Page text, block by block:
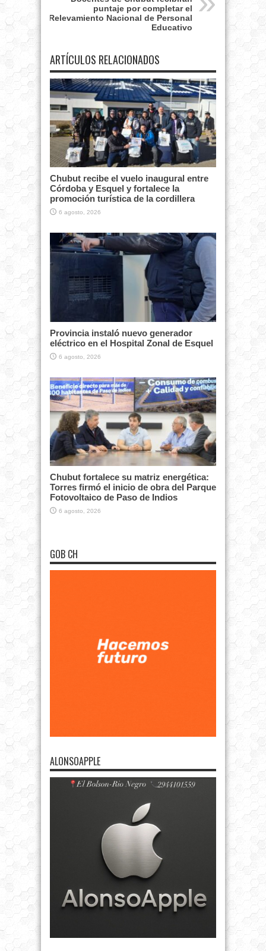
puntaje por completar el
Relevamiento Nacional de Personal
Educativo
ARTÍCULOS RELACIONADOS
Chubut recibe el vuelo inaugural entre
Córdoba y Esquel y fortalece la
promoción turística de la cordillera
6 agosto, 2026
Provincia instaló nuevo generador
eléctrico en el Hospital Zonal de Esquel
6 agosto, 2026
Chubut fortalece su matriz energética:
Torres firmó el inicio de obra del Parque
Fotovoltaico de Paso de Indios
6 agosto, 2026
GOB CH
ALONSOAPPLE